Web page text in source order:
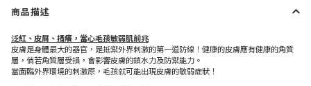
商品描述
泛紅、皮屑、搔癢，當心毛孩敏弱肌前兆
皮膚是身體最大的器官，是抵禦外界刺激的第一道防線！健康的皮膚應有健康的角質
層，倘若角質層受損，會影響皮膚的鎖水力及防禦能力。
當面臨外界環境的刺激原，毛孩就可能出現皮膚的敏弱症狀！